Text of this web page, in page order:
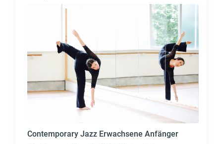
Contemporary Jazz Erwachsene Anfänger